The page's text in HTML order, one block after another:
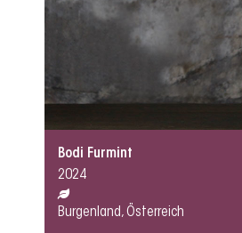
Bodi Furmint
2024
Burgenland, Österreich